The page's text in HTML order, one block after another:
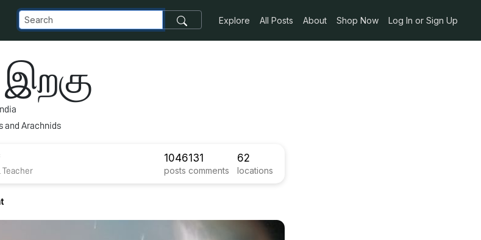
Explore All Posts About Shop Now Log In or Sign Up
இறகு
and Arachnids
Teacher
1046
posts
131
comments
62
locations